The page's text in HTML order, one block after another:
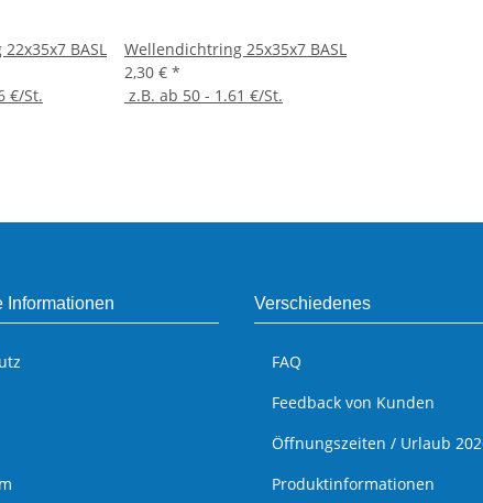
BASL
€/St.
Wellendichtring 25x35x7 BASL
2,30 € *
z.B. ab 50 - 1.61 €/St.
Informationen Verschiedenes
FAQ
Feedback von Kunden
Öffnungszeiten / Urlaub
Produktinformationen